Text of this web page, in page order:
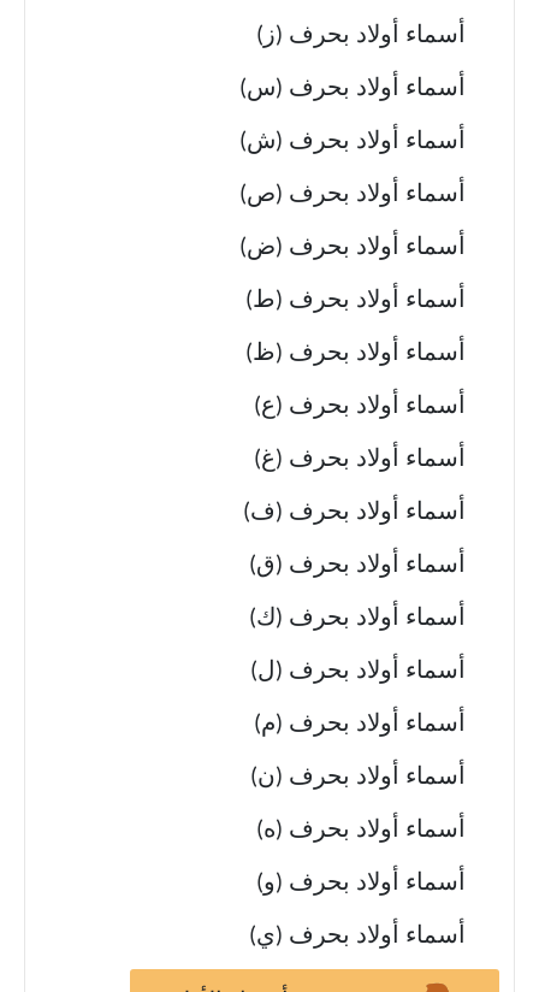
أسماء أولاد بحرف (ز)
أسماء أولاد بحرف (س)
أسماء أولاد بحرف (ش)
أسماء أولاد بحرف (ص)
أسماء أولاد بحرف (ض)
أسماء أولاد بحرف (ط)
أسماء أولاد بحرف (ظ)
أسماء أولاد بحرف (ع)
أسماء أولاد بحرف (غ)
أسماء أولاد بحرف (ف)
أسماء أولاد بحرف (ق)
أسماء أولاد بحرف (ك)
أسماء أولاد بحرف (ل)
أسماء أولاد بحرف (م)
أسماء أولاد بحرف (ن)
أسماء أولاد بحرف (ه)
أسماء أولاد بحرف (و)
أسماء أولاد بحرف (ي)